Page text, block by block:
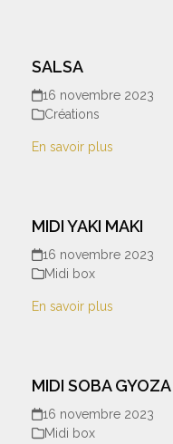
SALSA
16 novembre 2023
Créations
En savoir plus
MIDI YAKI MAKI
16 novembre 2023
Midi box
En savoir plus
MIDI SOBA GYOZA
16 novembre 2023
Midi box